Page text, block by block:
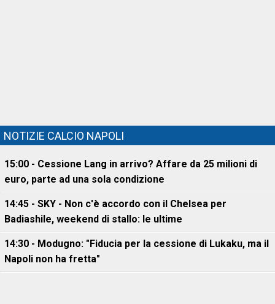
NOTIZIE CALCIO NAPOLI
15:00 - Cessione Lang in arrivo? Affare da 25 milioni di
euro, parte ad una sola condizione
14:45 - SKY - Non c'è accordo con il Chelsea per
Badiashile, weekend di stallo: le ultime
14:30 - Modugno: "Fiducia per la cessione di Lukaku, ma il
Napoli non ha fretta"